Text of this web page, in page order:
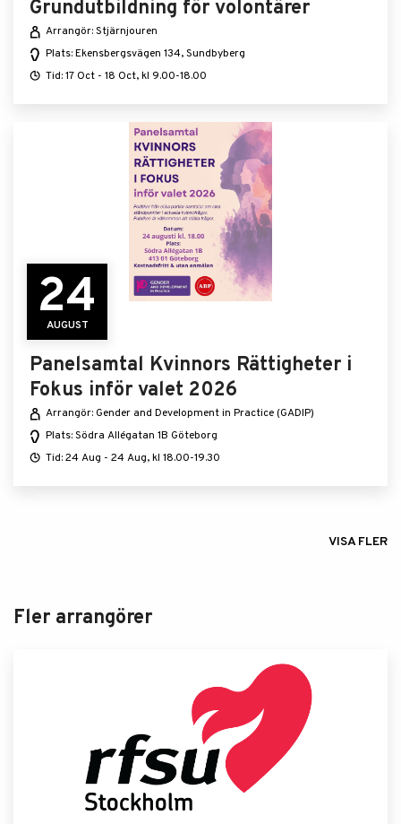
Grundutbildning för volontärer
Arrangör: Stjärnjouren
Plats: Ekensbergsvägen 134, Sundbyberg
Tid: 17 Oct - 18 Oct, kl 9.00-18.00
24
AUGUST
Panelsamtal Kvinnors Rättigheter i
Fokus inför valet 2026
Arrangör: Gender and Development in Practice (GADIP)
Plats: Södra Allégatan 1B Göteborg
Tid: 24 Aug - 24 Aug, kl 18.00-19.30
VISA FLER
Fler arrangörer